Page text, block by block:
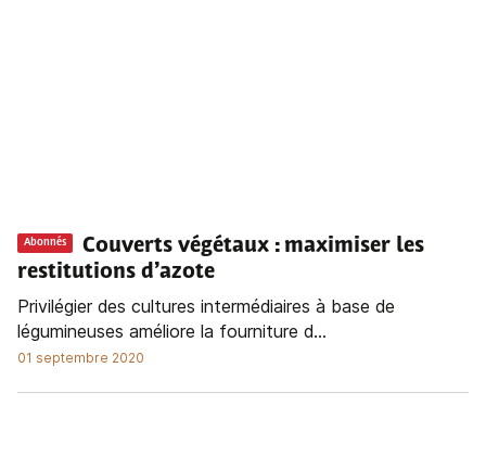
Abonnés Couverts végétaux : maximiser les
restitutions d’azote
Privilégier des cultures intermédiaires à base de
légumineuses améliore la fourniture d...
01 septembre 2020